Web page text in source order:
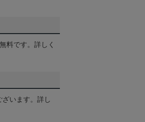
料です。詳しく
います。詳し